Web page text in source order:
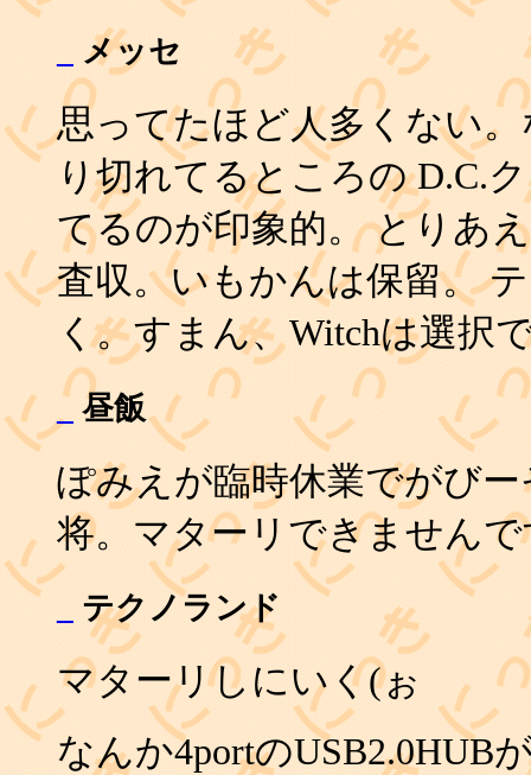
メッセ
思ってたほど人多くない
り切れてるところの D.C.
てるのが印象的。 とりあ
査収。いもかんは保留。
く。すまん、Witchは選択
_ 昼飯
ぽみえが臨時休業でがび
将。マターリできません
テクノランド
マターリしにいく(ぉ
なんか4portのUSB2.0HUB